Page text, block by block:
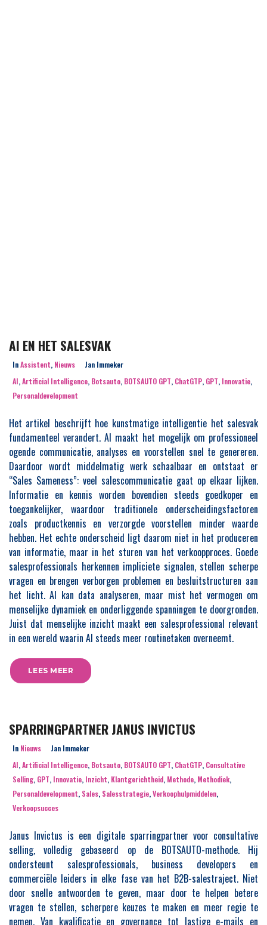
AI EN HET SALESVAK
InAssistent, Nieuws
Jan Immeker
AI,Artificial Intelligence, Botsauto, BOTSAUTO GPT, ChatGTP, GPT, Innovatie,
Personaldevelopment
Het artikel beschrijft hoe kunstmatige intelligentie het salesvak
fundamenteel verandert. AI maakt het mogelijk om professioneel
ogende communicatie, analyses en voorstellen snel te genereren.
Daardoor wordt middelmatig werk schaalbaar en ontstaat er
“Sales Sameness”: veel salescommunicatie gaat op elkaar lijken.
Informatie en kennis worden bovendien steeds goedkoper en
toegankelijker, waardoor traditionele onderscheidingsfactoren
zoals productkennis en verzorgde voorstellen minder waarde
hebben. Het echte onderscheid ligt daarom niet in het produceren
van informatie, maar in het sturen van het verkoopproces. Goede
salesprofessionals herkennen impliciete signalen, stellen scherpe
vragen en brengen verborgen problemen en besluitstructuren aan
het licht. AI kan data analyseren, maar mist het vermogen om
menselijke dynamiek en onderliggende spanningen te doorgronden.
Juist dat menselijke inzicht maakt een salesprofessional relevant
in een wereld waarin AI steeds meer routinetaken overneemt.
LEES MEER
SPARRINGPARTNER JANUS INVICTUS
In Nieuws
Jan Immeker
AI,Artificial Intelligence, Botsauto, BOTSAUTO GPT, ChatGTP, Consultative
Selling, GPT, Innovatie, Inzicht, Klantgerichtheid, Methode, Methodiek,
Personaldevelopment, Sales, Salesstrategie,Verkoophulpmiddelen,
Verkoopsucces
Janus Invictus is een digitale sparringpartner voor consultative
selling, volledig gebaseerd op de BOTSAUTO-methode. Hij
ondersteunt salesprofessionals, business developers en
commerciële leiders in elke fase van het B2B-salestraject. Niet
door snelle antwoorden te geven, maar door te helpen betere
vragen te stellen, scherpere keuzes te maken en meer regie te
nemen. Van kwalificatie en governance tot lastige e-mails en